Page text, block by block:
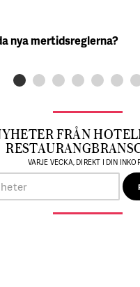
nya mertidsreglerna?
FRÅN
VARJE VECKA, DIREKT I DIN